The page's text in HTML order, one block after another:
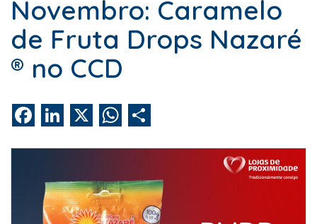
Novembro: Caramelo
de Fruta Drops Nazaré
® no CCD
FacebookLinkedIn WhatsApp